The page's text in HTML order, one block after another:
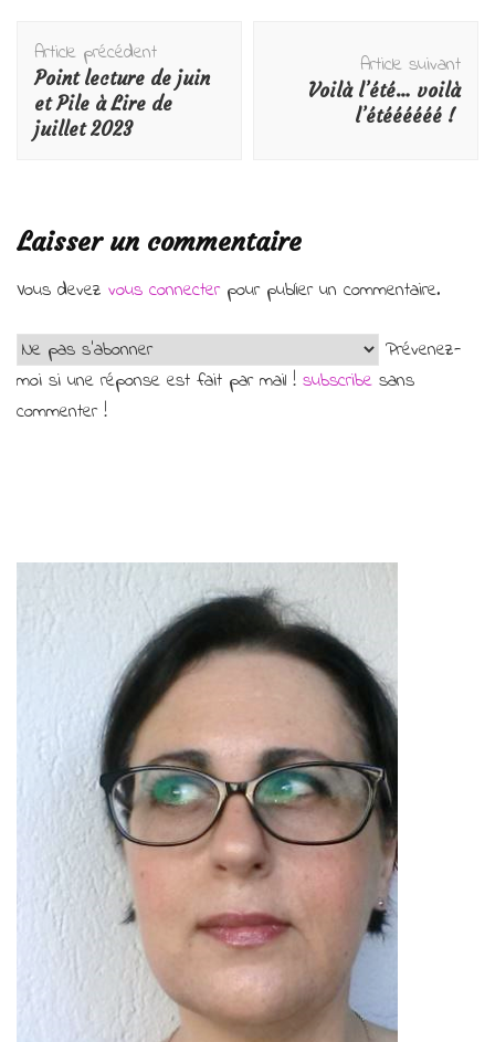
Navigation
d'article
Article précédent
Point lecture de juin
et Pile à Lire de
juillet 2023
Article suivant
Voilà l’été… voilà
l’étéééééé !
Laisser un commentaire
Vous devez vous connecterpour publier un commentaire.
Prévenez-
moi si une réponse est fait par mail ! subscribe sans
commenter !